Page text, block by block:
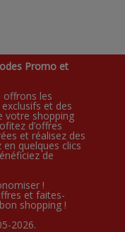
Promo et
offrons les
et des
votre shopping
d’offres
et réalisez des
quelques clics
de
!
et faites-
shopping !
2026.